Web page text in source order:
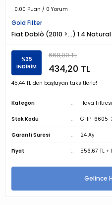
0.00 Puan / 0 Yorum
Gold Filter
Fiat Doblò (2010 >…) 1.4
%35
İNDİRİM
668,00 TL
434,20 TL
45,44 TL den başlayan taksitlerle!
Kategori Hava Filtresi
Stok Kodu GHP-6605-
Garanti Süresi 24 Ay
Fiyat 556,67 TL +
Gelince